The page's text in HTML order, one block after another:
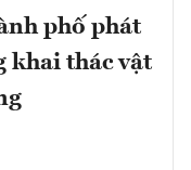
phố phát
khai thác vật